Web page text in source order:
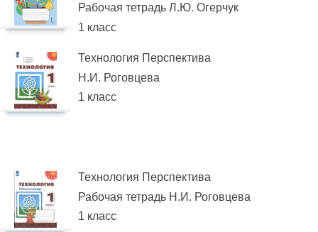
Рабочая тетрадь Л.Ю. Огерчук
1 класс
Технология Перспектива
Н.И. Роговцева
1 класс
Технология Перспектива
Рабочая тетрадь Н.И. Роговцева
1 класс